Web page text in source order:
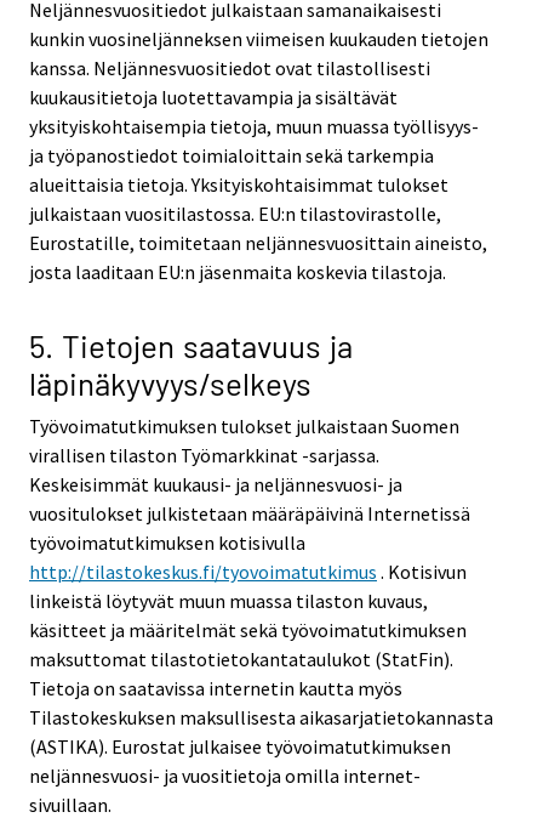
Neljännesvuositiedot julkaistaan samanaikaisesti
kunkin vuosineljänneksen viimeisen kuukauden tietojen
kanssa. Neljännesvuositiedot ovat tilastollisesti
kuukausitietoja luotettavampia ja sisältävät
yksityiskohtaisempia tietoja, muun muassa työllisyys-
ja työpanostiedot toimialoittain sekä tarkempia
alueittaisia tietoja. Yksityiskohtaisimmat tulokset
julkaistaan vuositilastossa. EU:n tilastovirastolle,
Eurostatille, toimitetaan neljännesvuosittain aineisto,
josta laaditaan EU:n jäsenmaita koskevia tilastoja.
5. Tietojen saatavuus ja
läpinäkyvyys/selkeys
Työvoimatutkimuksen tulokset julkaistaan Suomen
virallisen tilaston Työmarkkinat -sarjassa.
Keskeisimmät kuukausi- ja neljännesvuosi- ja
vuositulokset julkistetaan määräpäivinä Internetissä
työvoimatutkimuksen kotisivulla
http://tilastokeskus.fi/tyovoimatutkimus . Kotisivun
linkeistä löytyvät muun muassa tilaston kuvaus,
käsitteet ja määritelmät sekä työvoimatutkimuksen
maksuttomat tilastotietokantataulukot (StatFin).
Tietoja on saatavissa internetin kautta myös
Tilastokeskuksen maksullisesta aikasarjatietokannasta
(ASTIKA). Eurostat julkaisee työvoimatutkimuksen
neljännesvuosi- ja vuositietoja omilla internet-
sivuillaan.